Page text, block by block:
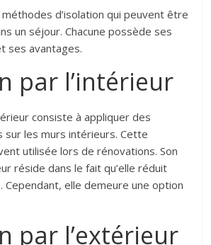
d’isolation qui peuvent être
un séjour. Chacune possède ses
ses avantages.
par l’intérieur
consiste à appliquer des
sur les murs intérieurs. Cette
utilisée lors de rénovations. Son
réside dans le fait qu’elle réduit
Cependant, elle demeure une option
par l’extérieur